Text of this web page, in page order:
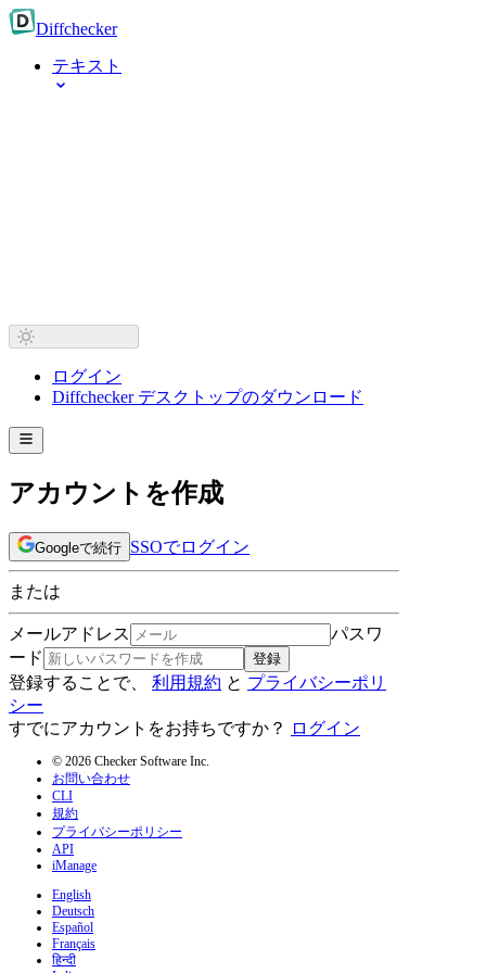
Diffchecker
テキスト
ログイン
Diffchecker デスクトップのダウンロード
アカウントを作成
Googleで続行 SSOでログイン
または
メールアドレス
パスワ
ード
登録
登録することで、 利用規約 と プライバシーポリ
シー
すでにアカウントをお持ちですか？
ログイン
© 2026 Checker Software Inc.
お問い合わせ
CLI
規約
プライバシーポリシー
API
iManage
English
Deutsch
Español
Français
हिन्दी